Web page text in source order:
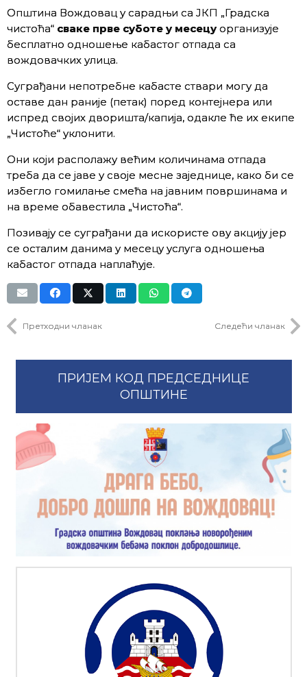
Општина Вождовац у сарадњи са ЈКП „Градска
чистоћа“ сваке прве суботе у месецуорганизује
бесплатно одношење кабастог отпада са
вождовачких улица.
Суграђани непотребне кабасте ствари могу да
оставе дан раније (петак) поред контејнера или
испред својих дворишта/капија, одакле ће их екипе
„Чистоће“ уклонити.
Они који располажу већим количинама отпада
треба да се јаве у своје месне заједнице, како би се
избегло гомилање смећа на јавним површинама и
на време обавестила „Чистоћа“.
Позивају се суграђани да искористе ову акцију јер
се осталим данима у месецу услуга одношења
кабастог отпада наплаћује.
Претходни чланак Следећи чланак
ПРИЈЕМ КОД ПРЕДСЕДНИЦЕ
ОПШТИНЕ